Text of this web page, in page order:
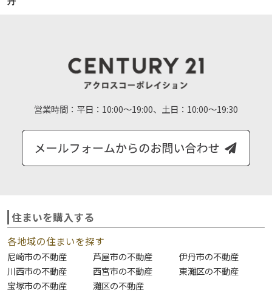
営業時間： 平日：10:00～19:00、土日：10:00～19:30
住まいを購入する
各地域の住まいを探す
尼崎市の不動産 芦屋市の不動産
伊丹市の不動産
川西市の不動産
西宮市の不動産
東灘区の不動産
宝塚市の不動産
灘区の不動産